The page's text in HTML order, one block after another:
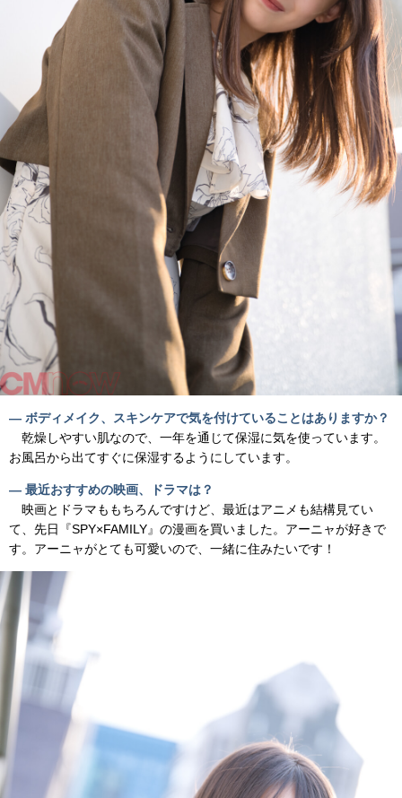
― ボディメイク、スキンケアで気を付けていることはありますか？
乾燥しやすい肌なので、一年を通じて保湿に気を使っています。
お風呂から出てすぐに保湿するようにしています。
― 最近おすすめの映画、ドラマは？
映画とドラマももちろんですけど、最近はアニメも結構見てい
て、先日『SPY×FAMILY』の漫画を買いました。アーニャが好きで
す。アーニャがとても可愛いので、一緒に住みたいです！